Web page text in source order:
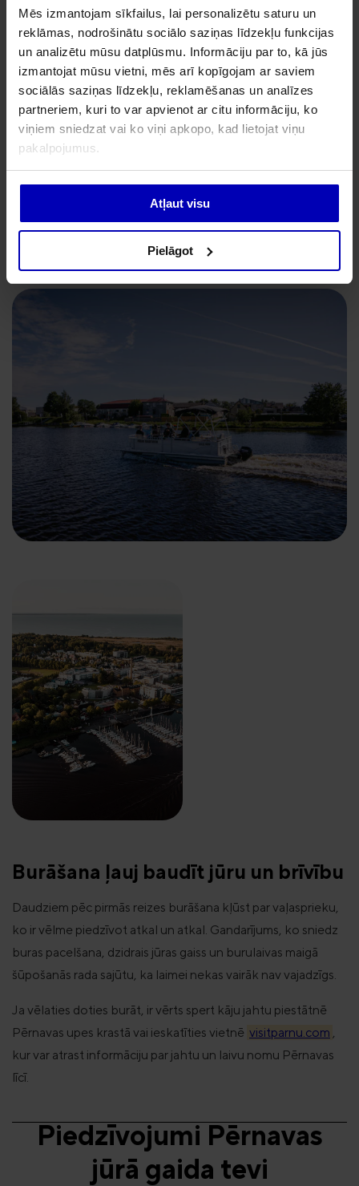
Mēs izmantojam sīkfailus, lai personalizētu saturu un
reklāmas, nodrošinātu sociālo saziņas līdzekļu funkcijas
un analizētu mūsu datplūsmu. Informāciju par to, kā jūs
izmantojat mūsu vietni, mēs arī kopīgojam ar saviem
sociālās saziņas līdzekļu, reklamēšanas un analīzes
partneriem, kuri to var apvienot ar citu informāciju, ko
viņiem sniedzat vai ko viņi apkopo, kad lietojat viņu
pakalpojumus.
Atļaut visu
Pielāgot
Pērnavas līcis ir relatīvi sekls, līcis ir pasargāts no
jūras vējiem. Tāpēc burāšana Pērnavā bērniem
noteikti sagādās prieku.
Ja jūsu bērns nekad iepriekš nav braucis ar
burulaivu, Pērnava ir labākā vieta, kur to
burāšana ir jautra un patīkama.
Ja nevēlaties doties garā jūras ceļojumā, Pērnavā
Burāšana ļauj baudīt jūru un brīvību
Daudziem pēc pirmās reizes burāšana kļūst par vaļasprieku,
ko ir vēlme piedzīvot atkal un atkal. Gandarījums, ko sniedz
buras pacelšana, dzidrais jūras gaiss un burulaivas maigā
šūpošanās rada sajūtu, ka laimei nekas vairāk nav vajadzīgs.
Ja vēlaties doties burāt, ir vērts spert kāju jahtu piestātnē
Pērnavas upes krastā vai ieskatīties vietnē visitparnu.com ,
kur var atrast informāciju par jahtu un laivu nomu Pērnavas
līcī.
Piedzīvojumi Pērnavas
jūrā gaida tevi